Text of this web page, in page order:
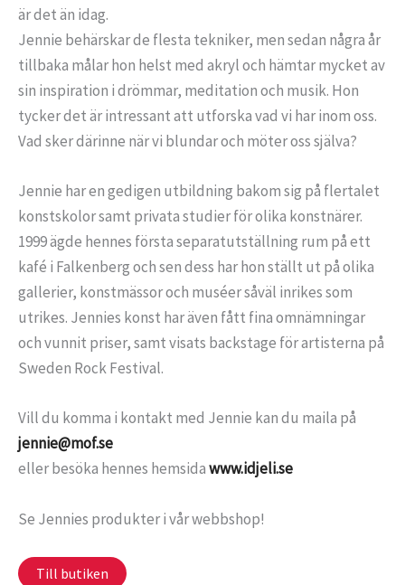
är det än idag.
Jennie behärskar de flesta tekniker, men sedan några år
tillbaka målar hon helst med akryl och hämtar mycket av
sin inspiration i drömmar, meditation och musik. Hon
tycker det är intressant att utforska vad vi har inom oss.
Vad sker därinne när vi blundar och möter oss själva?
Jennie har en gedigen utbildning bakom sig på flertalet
konstskolor samt privata studier för olika konstnärer.
1999 ägde hennes första separatutställning rum på ett
kafé i Falkenberg och sen dess har hon ställt ut på olika
gallerier, konstmässor och muséer såväl inrikes som
utrikes. Jennies konst har även fått fina omnämningar
och vunnit priser, samt visats backstage för artisterna på
Sweden Rock Festival.
Vill du komma i kontakt med Jennie kan du maila på
jennie@mof.se
eller besöka hennes hemsidawww.idjeli.se
Se Jennies produkter i vår webbshop!
Till butiken